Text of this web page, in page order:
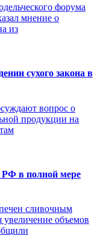
форума
мнение о
из
сухого закона в
вопрос о
продукции на
в полной мере
сливочным
увеличение объемов